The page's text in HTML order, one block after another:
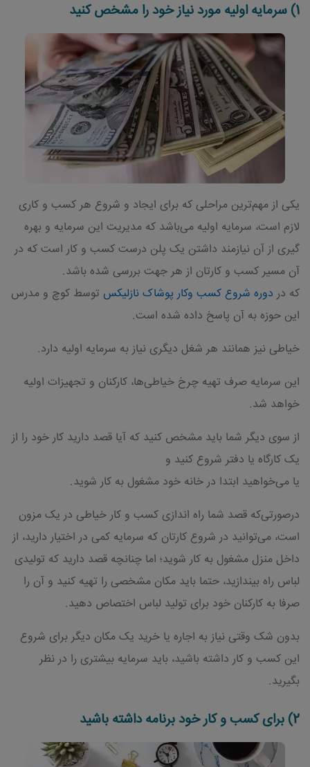
1) سرمایه اولیه مورد نیاز خود را مشخص کنید
یکی از مهم‌ترین مراحلی که برای ایجاد و شروع هر کسب و کاری
لازم است، سرمایه اولیه می‌باشد که مدیریت این سرمایه و بهره
گیری از آن نیازمند داشتن یک پلن درست کسب و کار است که در
آن مسیر کسب و کارتان از هر جهت بررسی شده باشد.
که در دوره شروع کسب وکار پوشاک نازلیکس توسط کوچ و مدرس
این حوزه به آن پاسخ داده شده است.
خیاطی نیز همانند هر شغل دیگری نیاز به سرمایه اولیه دارد.
این سرمایه صرف تهیه چرخ خیاطی‌ها، کارکنان و تجهیزات اولیه
خواهد شد.
از سوی دیگر شما باید مشخص کنید که آیا قصد دارید کار خود را از
یک کارگاه یا دفتر شروع کنید و
یا می‌خواهید ابتدا در خانه خود مشغول به کار شوید.
درصورتی‌که قصد شما راه اندازی کسب و کار خیاطی در یک مزون
است، می‌توانید در شروع کارتان که سرمایه کمی در اختیار دارید، از
داخل منزل مشغول به کار شوید؛ اما چنانچه قصد دارید که تولیدی
لباس راه بیندازید، حتما باید مکان مشخصی را تهیه کنید و آن را
صرفا به کارکنان خود برای تولید لباس اختصاص دهید.
بدون شک وقتی نیاز به اجاره یا خرید یک مکان دیگر برای شروع
این کسب و کار داشته باشید، باید سرمایه بیشتری را در نظر
بگیرید.
2) برای کسب و کار خود برنامه داشته باشید